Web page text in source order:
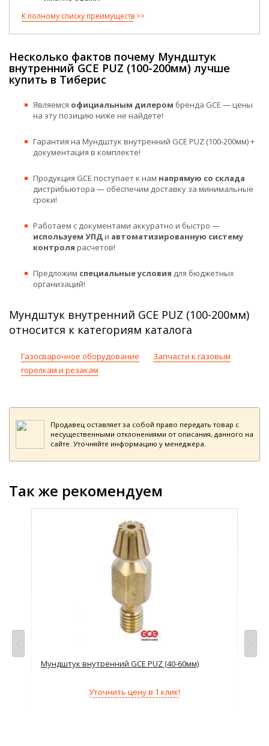
К полному списку преимуществ
Несколько фактов почему Мундштук
внутренний GCE PUZ (100-200мм) лучше
купить в Тиберис
Являемся официальным дилером бренда GCE — цены
на эту позицию ниже не найдете!
Гарантия на Мундштук внутренний GCE PUZ (100-200мм) +
документация в комплекте!
Продукция GCE поступает к нам напрямую со склада
дистрибьютора — обеспечим доставку за минимальные
сроки!
Работаем с документами аккуратно и быстро —
используем УПДи автоматизированную систему
контроля расчетов!
Предложим специальные условия для бюджетных
организаций!
Мундштук внутренний GCE PUZ (100-200мм)
относится к категориям каталога
Газосварочное оборудование
Запчасти к газовым
горелкам и резакам
Продавец оставляет за собой право передать товар с
несущественными отклонениями от описания, данного на
сайте. Уточняйте информацию у менеджера.
Так же рекомендуем
Мундштук внутренний GCE PUZ (40-60мм)
Уточнить цену в 1 клик!